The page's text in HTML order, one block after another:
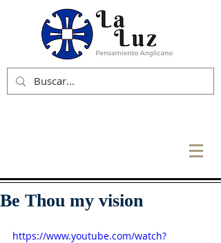
Be Thou my vision
https://www.youtube.com/watch?